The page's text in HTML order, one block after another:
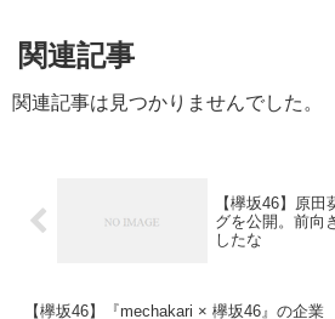
関連記事
関連記事は見つかりませんでした。
【欅坂46】原
グを公開。前向
したな
【欅坂46】『mechakari × 欅坂46』の企業